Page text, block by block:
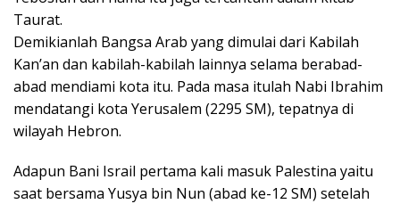
Taurat.
Demikianlah Bangsa Arab yang dimulai dari Kabilah
Kan’an dan kabilah-kabilah lainnya selama berabad-
abad mendiami kota itu. Pada masa itulah Nabi Ibrahim
mendatangi kota Yerusalem (2295 SM), tepatnya di
wilayah Hebron.
Adapun Bani Israil pertama kali masuk Palestina yaitu
saat bersama Yusya bin Nun (abad ke-12 SM) setelah